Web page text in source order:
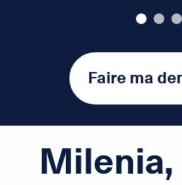
Faire ma
Milenia,